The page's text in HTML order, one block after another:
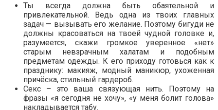
Ты всегда должна быть обаятельной и
привлекательной. Ведь одна из твоих главных
задач — вызывать его желание. Поэтому бигуди не
должны красоваться на твоей чудной головке и,
разумеется, скажи громкое уверенное «нет»
старым невзрачным халатам и подобным
предметам одежды. К его приходу готовься как к
празднику: макияж, модный маникюр, ухоженная
причёска, стильный гардероб.
Секс – это ваша связующая нить. Поэтому на
фразы «я сегодня не хочу», «у меня болит голова»
накладывается табу.